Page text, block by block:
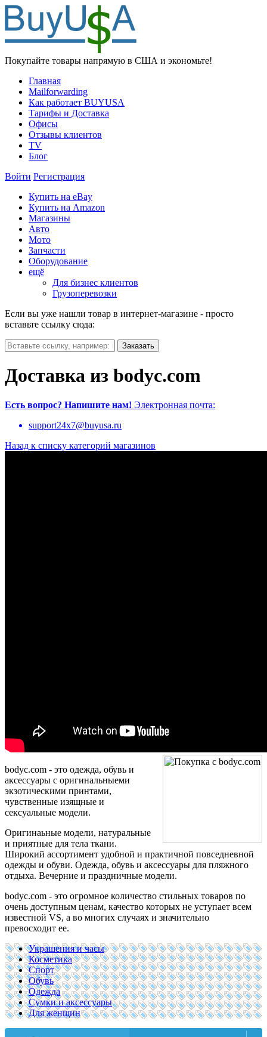
Покупайте товары напрямую в США и экономьте!
Главная
Mailforwarding
Как работает BUYUSA
Тарифы и Доставка
Офисы
Отзывы клиентов
TV
Блог
Войти Регистрация
Купить на eBay
Купить на Amazon
Магазины
Авто
Мото
Запчасти
Оборудование
ещё
Для бизнес клиентов
Грузоперевозки
Если вы уже нашли товар в интернет-магазине - просто
вставьте ссылку сюда:
Доставка из bodyc.com
Есть вопрос? Напишите нам! Электронная почта:
support24x7@buyusa.ru
Назад к списку категорий магазинов
bodyc.com - это одежда, обувь и
аксессуары с оригинальныеми
экзотическими принтами,
чувственные изящные и
сексуальные модели.
Оригинаьные модели, натуральные
и приятные для тела ткани.
Широкий ассортимент удобной и практичной повседневной
одежды и обуви. Одежда, обувь и аксессуары для пляжного
отдыха. Вечерние и праздничные модели.
bodyc.com - это огромное количество стильных товаров по
очень доступным ценам, качество которых не уступает всем
известной VS, а во многих случаях и значительно
превосходит ее.
Украшения и часы
Косметика
Спорт
Обувь
Одежда
Сумки и аксессуары
Для женщин